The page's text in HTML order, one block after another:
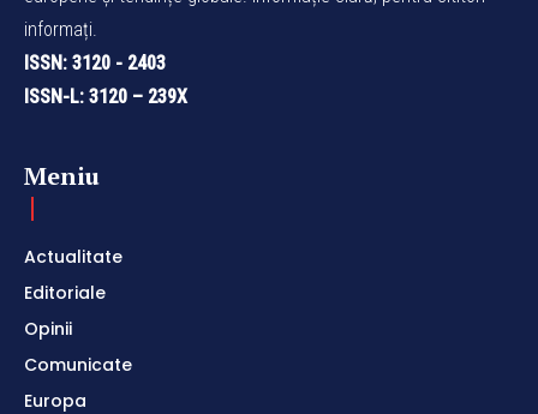
informați.
ISSN: 3120 - 2403
ISSN-L: 3120 – 239X
Meniu
Actualitate
Editoriale
Opinii
Comunicate
Europa